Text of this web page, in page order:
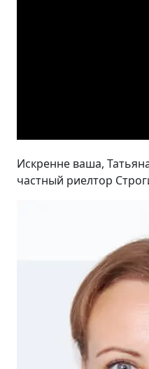
Искренне ваша,
частный риелтор